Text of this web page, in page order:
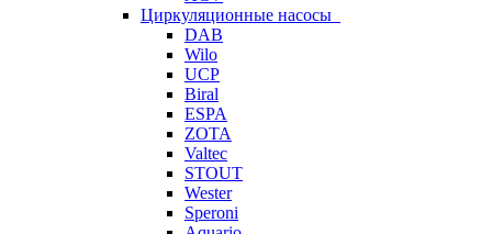
Циркуляционные насосы
DAB
Wilo
UCP
Biral
ESPA
ZOTA
Valtec
STOUT
Wester
Speroni